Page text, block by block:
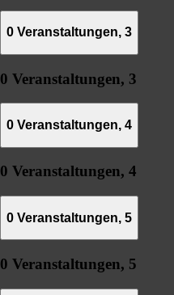
0 Veranstaltungen, 3
0 Veranstaltungen, 3
0 Veranstaltungen, 4
0 Veranstaltungen, 4
0 Veranstaltungen, 5
0 Veranstaltungen, 5